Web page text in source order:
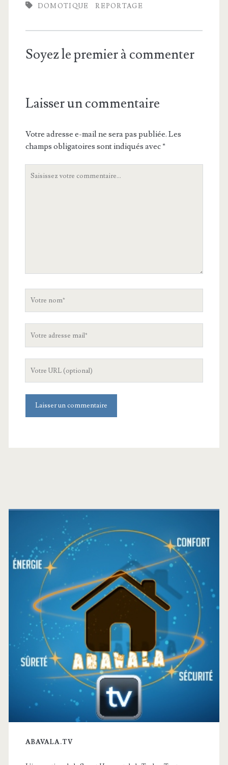
DOMOTIQUE REPORTAGE
Soyez le premier à commenter
Laisser un commentaire
Votre adresse e-mail ne sera pas publiée. Les
champs obligatoires sont indiqués avec*
site
Barre
latérale
principale
ABAVALA.TV